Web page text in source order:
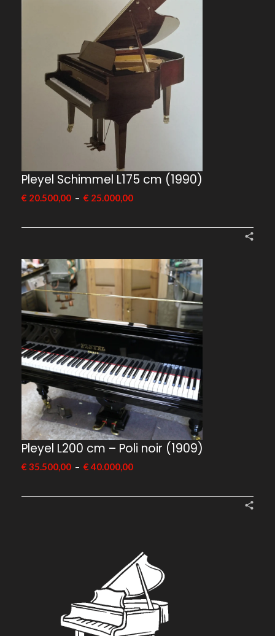
Pleyel Schimmel L175 cm (1990)
€ 20.500,00 – € 25.000,00
Pleyel L200 cm – Poli noir (1909)
€ 35.500,00 – €40.000,00